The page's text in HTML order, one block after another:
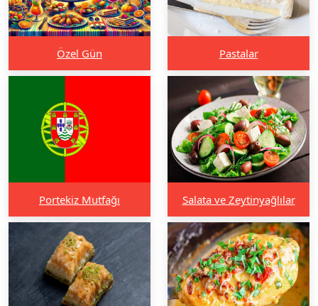
Özel Gün Pastalar
Portekiz Mutfağı Salata ve Zeytinyağlılar